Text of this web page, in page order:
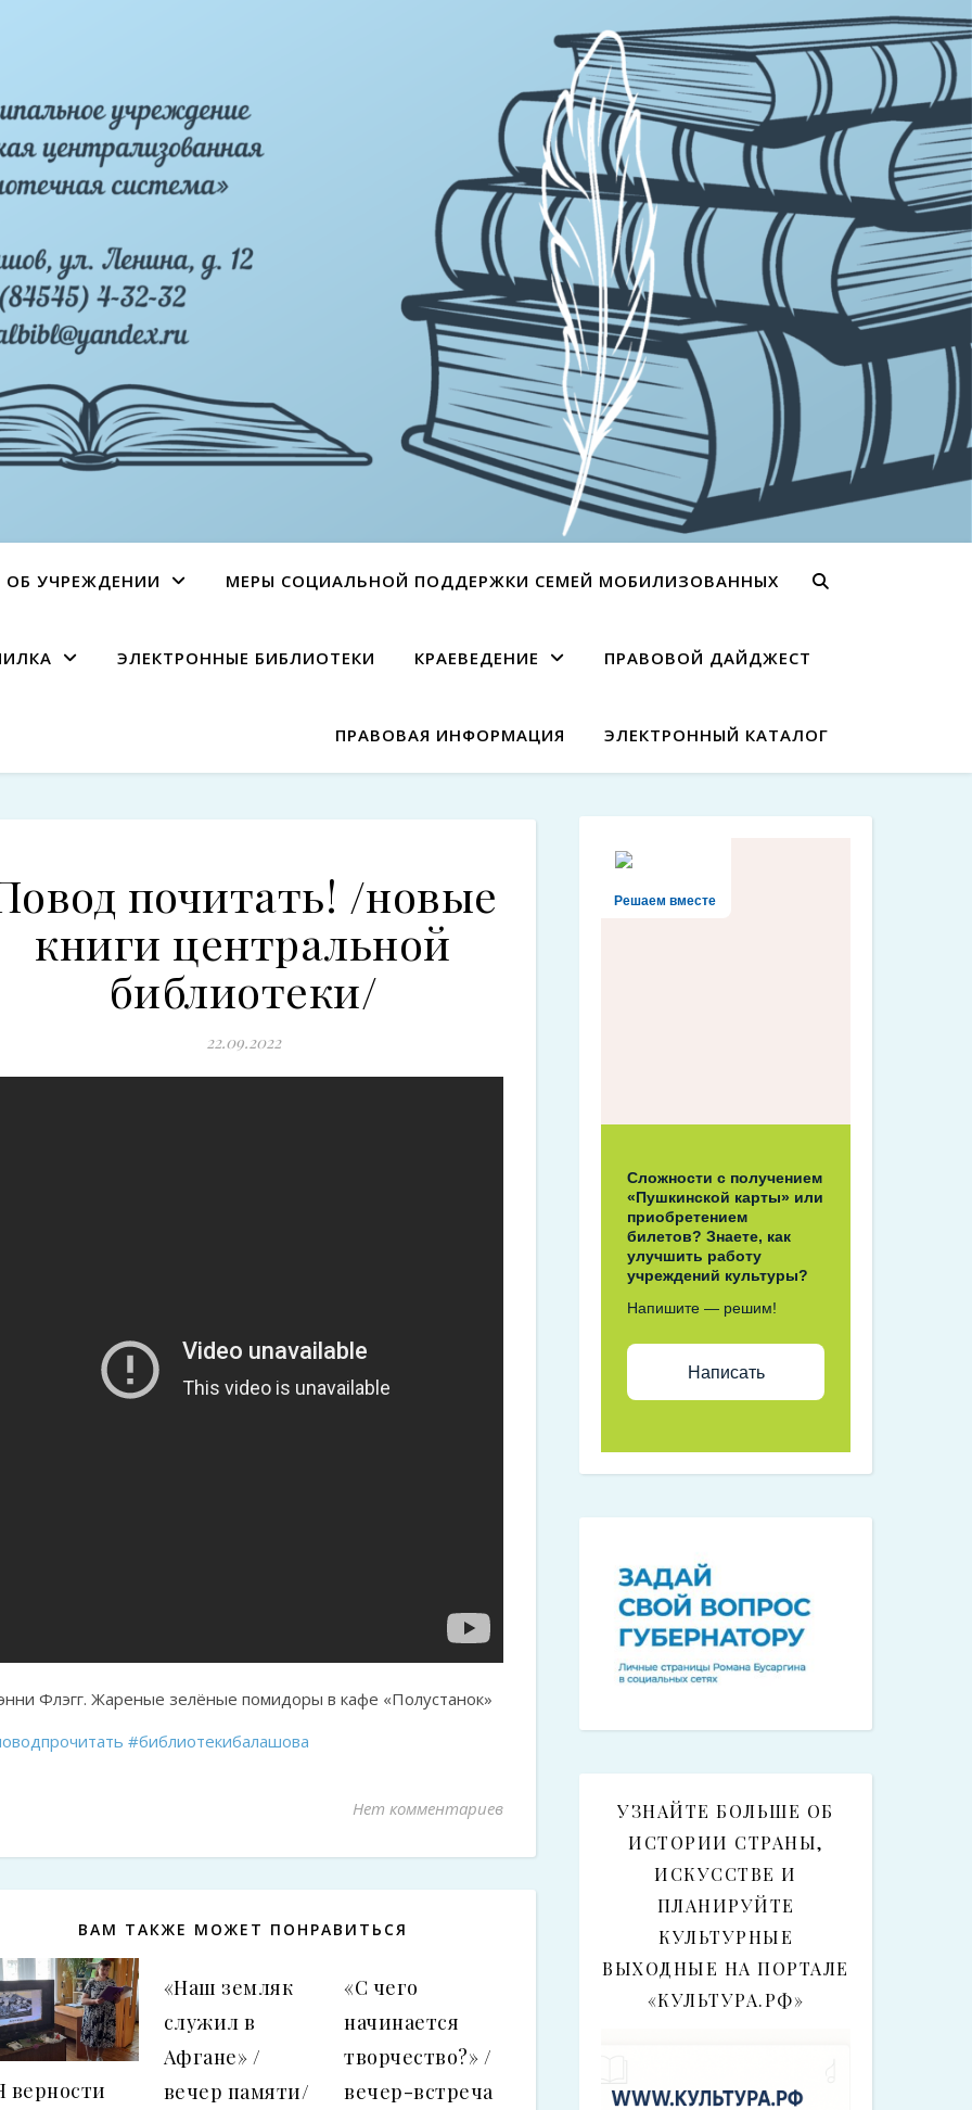
ОБ УЧРЕЖДЕНИИ МЕРЫ СОЦИАЛЬНОЙ ПОДДЕРЖКИ СЕМЕЙ МОБИЛИЗОВАННЫХ
ЭЛЕКТРОННЫЕ БИБЛИОТЕКИ КРАЕВЕДЕНИЕ ПРАВОВОЙ ДАЙДЖЕСТ
ПРАВОВАЯ ИНФОРМАЦИЯ ЭЛЕКТРОННЫЙ КАТАЛОГ
почитать! /новые
книги центральной
библиотеки/
22.09.2022
Флэгг. Жареные зелёные помидоры в кафе «Полустанок»
#библиотекибалашова
Нет комментариев
ВАМ ТАКЖЕ МОЖЕТ ПОНРАВИТЬСЯ
верности
«Наш земляк
служил в
Афгане» /
вечер памяти/
«С чего
начинается
творчество?» /
вечер-встреча
Решаем вместе
Сложности с получением
«Пушкинской карты» или
приобретением
билетов? Знаете, как
улучшить работу
учреждений культуры?
Напишите — решим!
Написать
УЗНАЙТЕ БОЛЬШЕ ОБ
ИСТОРИИ СТРАНЫ,
ИСКУССТВЕ И
ПЛАНИРУЙТЕ
КУЛЬТУРНЫЕ
ВЫХОДНЫЕ НА ПОРТАЛЕ
«КУЛЬТУРА.РФ»